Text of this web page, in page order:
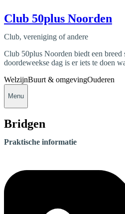
Club 50plus Noorden
Club, vereniging of andere
Club 50plus Noorden biedt een breed
doordeweekse dag is er iets te doen
WelzijnBuurt & omgevingOuderen
Menu
Bridgen
Praktische informatie